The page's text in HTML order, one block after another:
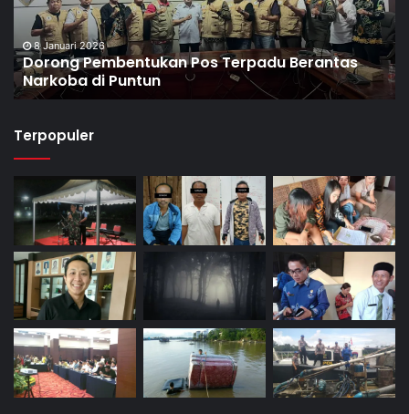
8 Januari 2026
Dorong Pembentukan Pos Terpadu Berantas
Narkoba di Puntun
Terpopuler